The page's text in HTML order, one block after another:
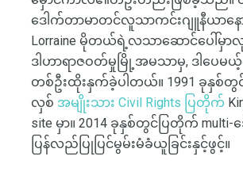
ဒေါက်တာမာတင်လူသာကင်းဂျူနီယာန
Lorraine မိုတယ်ရဲ့လသာဆောင်ပေါ်မှ
ဒါဟာရာဇဝတ်မှုမြို့အမသာမှ, ဒါပေ
တစ်ဦးထိုးနှက်ခဲ့ပါတယ်။ 1991 ခုနှစ်
လှစ် အမျိုးသား Civil Rights ပြတိုက်
site မှာ။ 2014 ခုနှစ်တွင်ပြတိုက် multi-
ပြန်လည်ပြုပြင်မွမ်းမံခံယူခြင်းနှင့်ဖွင့်။